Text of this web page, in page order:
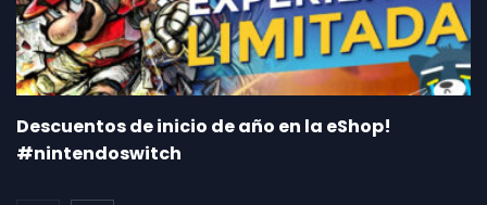
Descuentos de inicio de año en la eShop!
#nintendoswitch